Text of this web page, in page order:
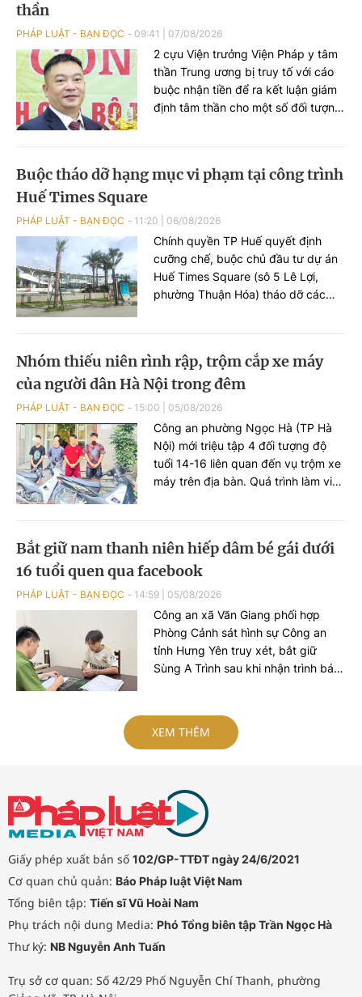
thần
PHÁP LUẬT - BẠN ĐỌC 09:41 07/08/2026
2 cựu Viện trưởng Viện Pháp y tâm
thần Trung ương bị truy tố với cáo
buộc nhận tiền để ra kết luận giám
định tâm thần cho một số đối tượng
Buộc tháo dỡ hạng mục vi phạm tại công trình
Huế Times Square
PHÁP LUẬT - BẠN ĐỌC 11:20 06/08/2026
Chính quyền TP Huế quyết định
cưỡng chế, buộc chủ đầu tư dự án
Huế Times Square (sô 5 Lê Lợi,
phường Thuận Hóa) tháo dỡ các
Nhóm thiếu niên rình rập, trộm cắp xe máy
của người dân Hà Nội trong đêm
PHÁP LUẬT - BẠN ĐỌC 15:00 05/08/2026
Công an phường Ngọc Hà (TP Hà
Nội) mới triệu tập 4 đối tượng độ
tuổi 14-16 liên quan đến vụ trộm xe
máy trên địa bàn. Quá trình làm việc
Bắt giữ nam thanh niên hiếp dâm bé gái dưới
16 tuổi quen qua facebook
PHÁP LUẬT - BẠN ĐỌC 14:59 05/08/2026
Công an xã Văn Giang phối hợp
Phòng Cảnh sát hình sự Công an
tỉnh Hưng Yên truy xét, bắt giữ
Sùng A Trình sau khi nhận trình báo
XEM THÊM
Giấy phép xuất bản số 102/GP-TTĐT ngày 24/6/2021
Cơ quan chủ quản: Báo Pháp luật Việt Nam
Tổng biên tập: Tiến sĩ Vũ Hoài Nam
Phụ trách nội dung Media: Phó Tổng biên tập Trần Ngọc Hà
Thư ký: NB Nguyễn Anh Tuấn
Trụ sở cơ quan: Số 42/29 Phố Nguyễn Chí Thanh, phường